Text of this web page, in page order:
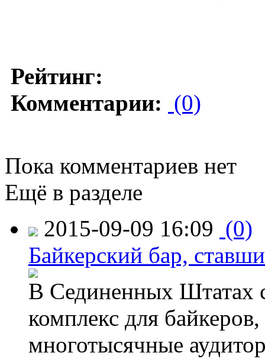
Рейтинг:
Комментарии: (0)
Пока комментариев нет
Ещё в разделе
2015-09-09 16:09 (0)
Байкерский бар,
В Сединенных Штатах
комплекс для
многотысячные